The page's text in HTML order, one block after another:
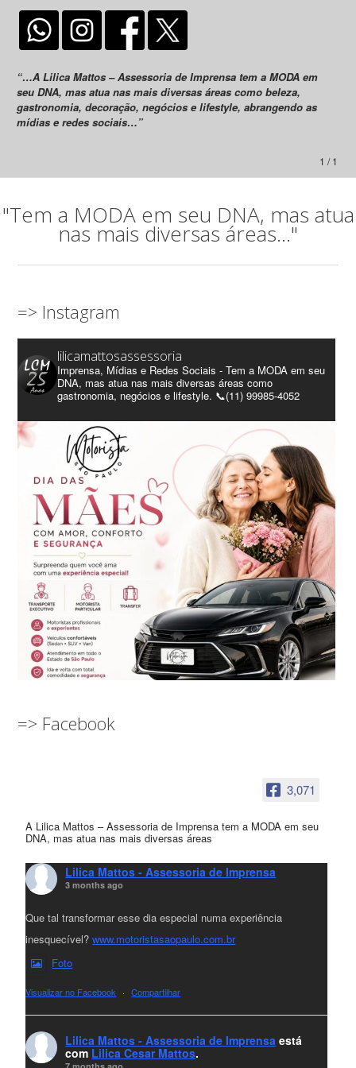
“…A Lilica Mattos – Assessoria de Imprensa tem a MODA em
seu DNA, mas atua nas mais diversas áreas como beleza,
gastronomia, decoração, negócios e lifestyle, abrangendo as
mídias e redes sociais…”
1 / 1
"Tem a MODA em seu DNA, mas atua
nas mais diversas áreas..."
=> Instagram
lilicamattosassessoria
Imprensa, Mídias e Redes Sociais - Tem a MODA em seu
DNA, mas atua nas mais diversas áreas como
gastronomia, negócios e lifestyle. 📞(11) 99985-4052
=> Facebook
3,071
A Lilica Mattos – Assessoria de Imprensa tem a MODA em seu
DNA, mas atua nas mais diversas áreas
Lilica Mattos - Assessoria de Imprensa
3 months ago
Que tal transformar esse dia especial numa experiência
inesquecível?www.motoristasaopaulo.com.br
Foto
Visualizar no Facebook · Compartilhar
Lilica Mattos - Assessoria de Imprensa está
com Lilica Cesar Mattos.